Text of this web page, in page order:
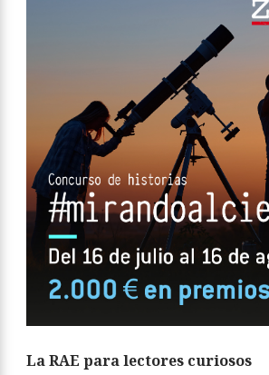
La RAE para lectores curiosos